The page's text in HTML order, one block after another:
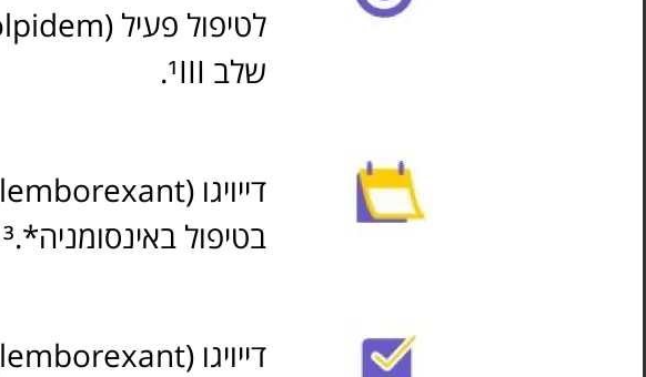
שלב ¹III.
בטיפול באינסומניה*.³